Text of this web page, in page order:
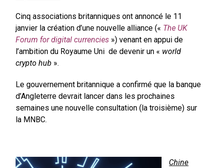
Cinq associations britanniques ont annoncé le 11
janvier la création d’une nouvelle alliance (« The UK
Forum for digital currencies ») venant en appui de
l’ambition du Royaume Uni de devenir un « world
crypto hub ».
Le gouvernement britannique a confirmé que la banque
d’Angleterre devrait lancer dans les prochaines
semaines une nouvelle consultation (la troisième) sur
la MNBC.
Chine